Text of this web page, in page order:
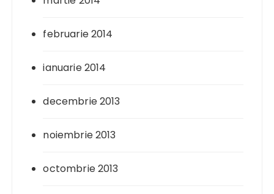
februarie 2014
ianuarie 2014
decembrie 2013
noiembrie 2013
octombrie 2013